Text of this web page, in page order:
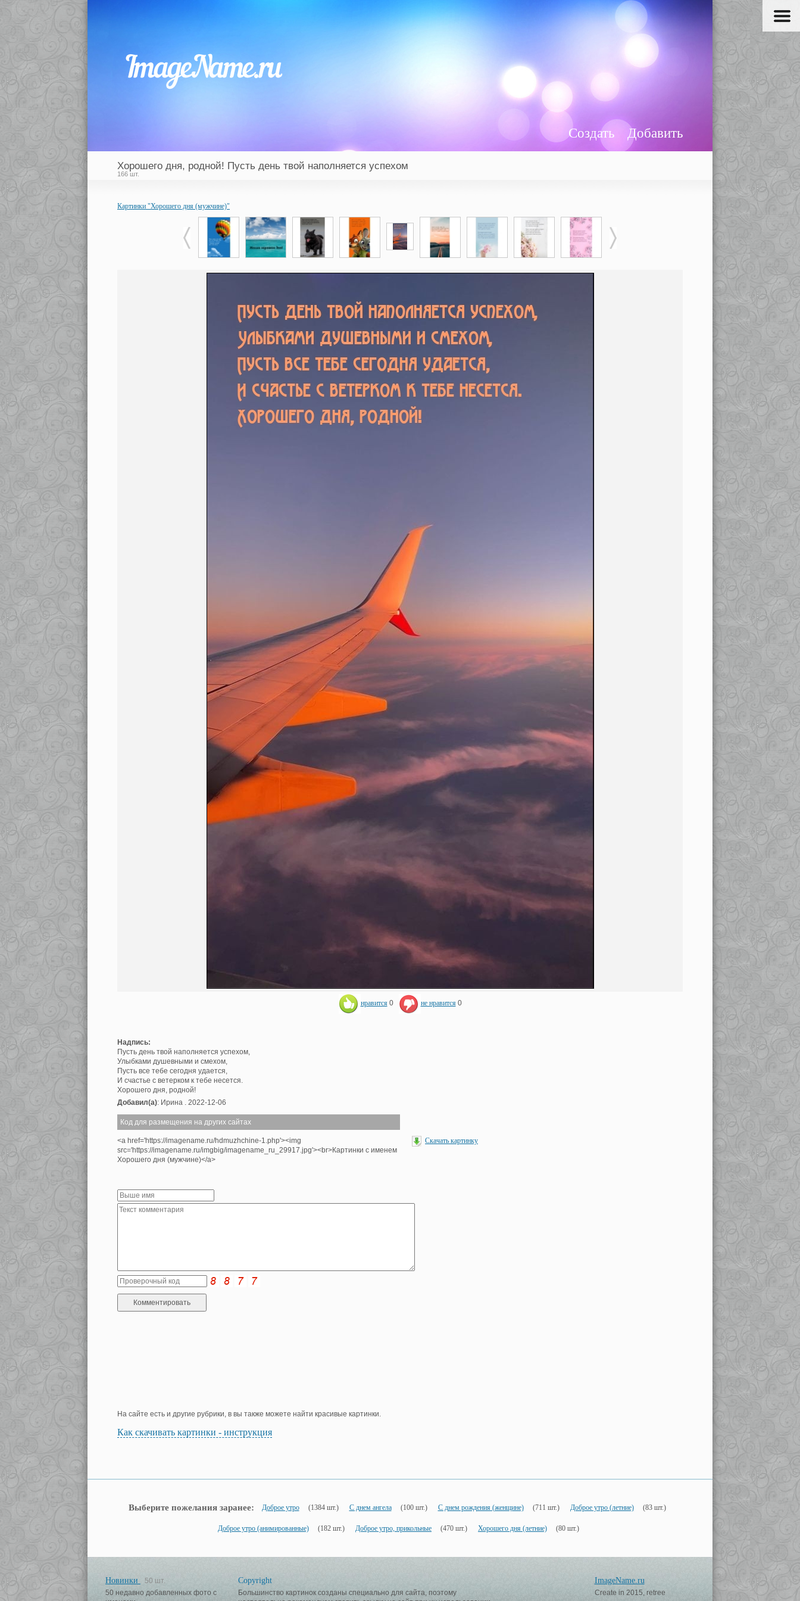
Добавить
Создать
Хорошего дня, родной! Пусть день твой наполняется успехом
166 шт.
Картинки "Хорошего дня (мужчине)"
нравится 0 не нравится 0
Надпись:
Пусть день твой наполняется успехом,
Улыбками душевными и смехом,
Пусть все тебе сегодня удается,
И счастье с ветерком к тебе несется.
Хорошего дня, родной!
Добавил(а): Ирина . 2022-12-06
Код для размещения на других сайтах
<a href='https://imagename.ru/hdmuzhchine-1.php'><img
src='https://imagename.ru/imgbig/imagename_ru_29917.jpg'><br>Картинки с именем
Хорошего дня (мужчине)</a>
Скачать картинку
На сайте есть и другие рубрики, в вы также можете найти красивые картинки.
Как скачивать картинки - инструкция
Выберите пожелания заранее: Доброе утро (1384 шт.) С днем ангела (100 шт.) С днем рождения (женщине) (711 шт.) Доброе утро (летние) (83 шт.)
Доброе утро (анимированные) (182 шт.) Доброе утро, прикольные (470 шт.) Хорошего дня (летние) (80 шт.)
Новинки
50 шт.
50 недавно добавленных фото с
Copyright
Большинство картинок созданы специально для сайта, поэтому
ImageName.ru
Create in 2015, retree